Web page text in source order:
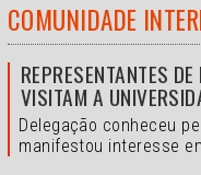
COMUNIDADE
REPRESENTANTES
VISITAM A
Delegação conheceu
manifestou interesse